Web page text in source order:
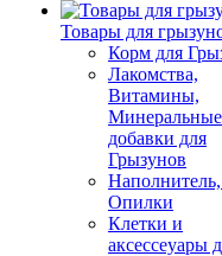
Товары для
Корм для
Лакомства,
Витамины,
Минеральные
добавки для
Грызунов
Опилки
Клетки и
аксессеуары